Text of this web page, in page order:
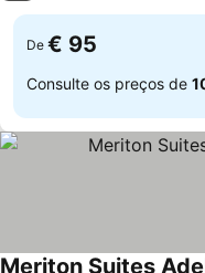
De € 95
Consulte os preços de
Meriton Suites